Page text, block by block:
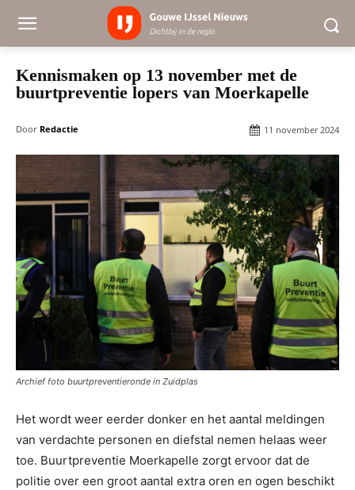
Kennismaken op 13 november met de
buurtpreventie lopers van Moerkapelle
Door Redactie 11 november 2024
Archief foto buurtpreventieronde in Zuidplas
Het wordt weer eerder donker en het aantal meldingen
van verdachte personen en diefstal nemen helaas weer
toe. Buurtpreventie Moerkapelle zorgt ervoor dat de
politie over een groot aantal extra oren en ogen beschikt